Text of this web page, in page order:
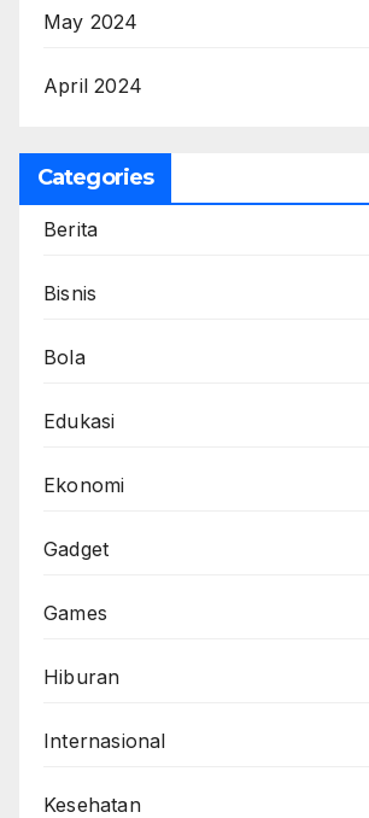
May 2024
April 2024
Categories
Berita
Bisnis
Bola
Edukasi
Ekonomi
Gadget
Games
Hiburan
Internasional
Kesehatan